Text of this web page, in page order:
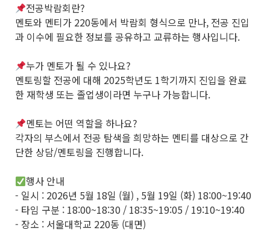
전공박람회란?
멘토와 멘티가 220동에서 박람회 형식으로 만나, 전공 진입
과 이수에 필요한 정보를 공유하고 교류하는 행사입니다.
누가 멘토가 될 수 있나요?
멘토링할 전공에 대해 2025학년도 1학기까지 진입을 완료
한 재학생 또는 졸업생이라면 누구나 가능합니다.
멘토는 어떤 역할을 하나요?
각자의 부스에서 전공 탐색을 희망하는 멘티를 대상으로 간
단한 상담/멘토링을 진행합니다.
행사 안내
- 일시 : 2026년 5월 18일 (월) , 5월 19일 (화) 18:00~19:40
- 타임 구분 : 18:00~18:30 / 18:35~19:05 / 19:10~19:40
- 장소 : 서울대학교 220동 (대면)